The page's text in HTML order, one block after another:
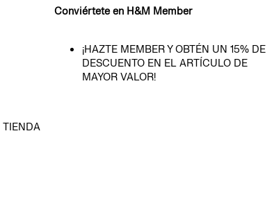
Conviértete en H&M Member
¡HAZTE MEMBER Y OBTÉN UN 15% DE
DESCUENTO EN EL ARTÍCULO DE
MAYOR VALOR!